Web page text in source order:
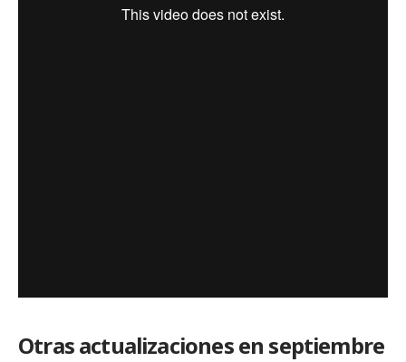
Otras actualizaciones en septiembre